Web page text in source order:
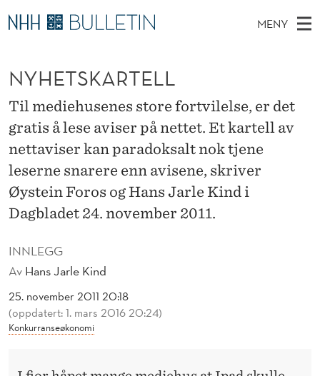
N
Y
H
E
S
K
A
R
T
E
L
L
MENY
V
E
D
M
E
N
Y
K
I
E
T
T
S
E
D
E
Stipendiater og nye forskerprofiler
Disputaser
Ekspertutvalg
Om Bulletin
INNLEGG
Av Hans Jarle Kind
25. november 2011 20:18
(oppdatert: 1. mars 2016 20:24)
Konkurranseøkonomi
NYHETSKARTELL
Til mediehusenes store fortvilelse, er det
gratis å lese aviser på nettet. Et kartell av
nettaviser kan paradoksalt nok tjene
leserne snarere enn avisene, skriver
Øystein Foros og Hans Jarle Kind i
Dagbladet 24. november 2011.